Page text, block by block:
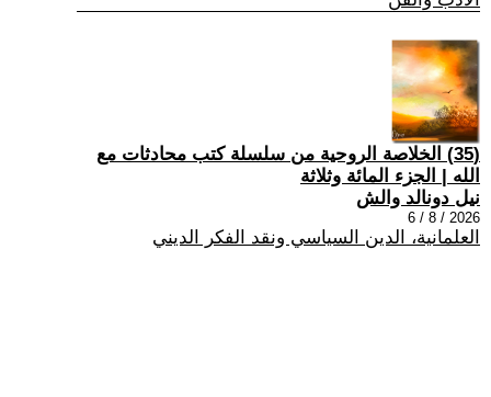
(35) الخلاصة الروحية من سلسلة كتب محادثات مع
الله | الجزء المائة وثلاثة
نيل دونالد والش
2026 / 8 / 6
العلمانية، الدين السياسي ونقد الفكر الديني